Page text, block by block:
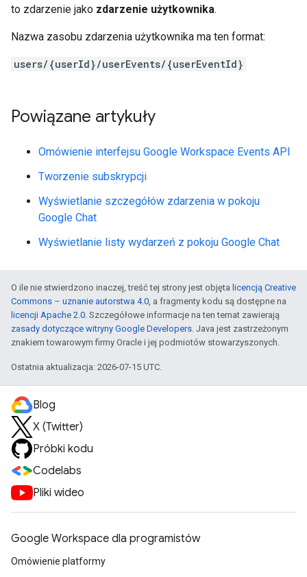
to zdarzenie jako zdarzenie użytkownika.
Nazwa zasobu zdarzenia użytkownika ma ten format:
users/{userId}/userEvents/{userEventId}
Powiązane artykuły
Omówienie interfejsu Google Workspace Events API
Tworzenie subskrypcji
Wyświetlanie szczegółów zdarzenia w pokoju
Google Chat
Wyświetlanie listy wydarzeń z pokoju Google Chat
O ile nie stwierdzono inaczej, treść tej strony jest objęta licencją Creative
Commons – uznanie autorstwa 4.0 , a fragmenty kodu są dostępne na
licencji Apache 2.0 . Szczegółowe informacje na ten temat zawierają
zasady dotyczące witryny Google Developers . Java jest zastrzeżonym
znakiem towarowym firmy Oracle i jej podmiotów stowarzyszonych.
Ostatnia aktualizacja: 2026-07-15 UTC.
Blog
X (Twitter)
Próbki kodu
Codelabs
Pliki wideo
Google Workspace dla programistów
Omówienie platformy